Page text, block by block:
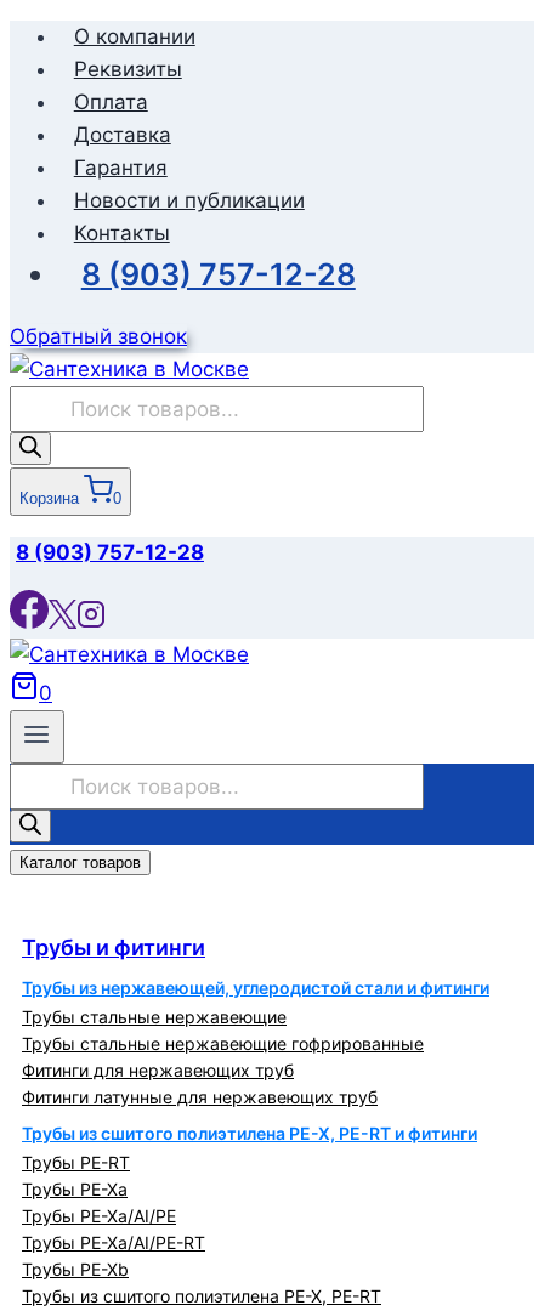
Перейти
содержимому
О компании
Реквизиты
Оплата
Доставка
Гарантия
Новости и публикации
Контакты
8 (903) 757-12-28
Обратный звонок
товаров
Корзина 0
8 (903) 757-12-28
0
товаров
Каталог товаров
Трубы и фитинги
Трубы из нержавеющей, углеродистой стали и фитинги
Трубы стальные нержавеющие
Трубы стальные нержавеющие гофрированные
Фитинги для нержавеющих труб
Фитинги латунные для нержавеющих труб
Трубы из сшитого полиэтилена PE-X, PE-RT и фитинги
Трубы PE-RT
Трубы PE-Xa
Трубы PE-Xa/AI/PE
Трубы PE-Xa/AI/PE-RT
Трубы PE-Xb
Трубы из сшитого полиэтилена PE-X, PE-RT